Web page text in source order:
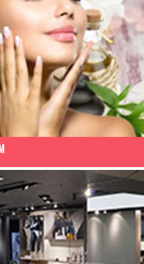
Thuận Lợi
TM Nam Thuận Lợi